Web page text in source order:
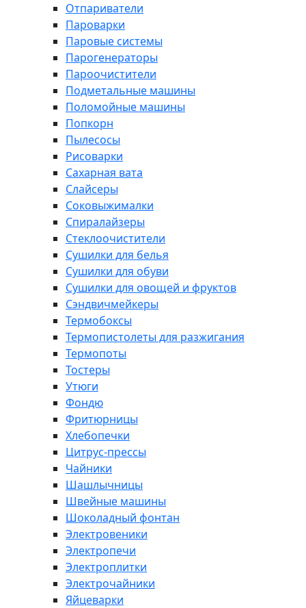
Отпариватели
Пароварки
Паровые системы
Парогенераторы
Пароочистители
Подметальные машины
Поломойные машины
Попкорн
Пылесосы
Рисоварки
Сахарная вата
Слайсеры
Соковыжималки
Спиралайзеры
Стеклоочистители
Сушилки для белья
Сушилки для обуви
Сушилки для овощей и фруктов
Сэндвичмейкеры
Термобоксы
Термопистолеты для разжигания
Термопоты
Тостеры
Утюги
Фондю
Фритюрницы
Хлебопечки
Цитрус-прессы
Чайники
Шашлычницы
Швейные машины
Шоколадный фонтан
Электровеники
Электропечи
Электроплитки
Электрочайники
Яйцеварки